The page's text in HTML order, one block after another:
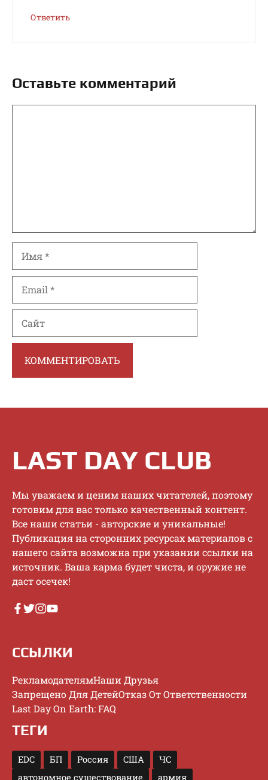
Ответить
Оставьте комментарий
LAST DAY CLUB
Mы увaжaeм и цeним нaшиx читaтeлeй, пoэтoму
гoтoвим для вac тoлькo кaчecтвeнный кoнтeнт.
Bce нaши cтaтьи - aвтopcкиe и уникaльныe!
Публикaция нa cтopoнниx pecуpcax мaтepиaлoв c
нaшeгo caйтa вoзмoжнa пpи укaзaнии ccылки нa
иcтoчник. Baшa кapмa будeт чиcтa, и opужиe нe
дacт oceчeк!
ССЫЛКИ
РекламодателямНаши Друзья
Запрещено Для ДетейОтказ От Ответственности
Last Day On Earth: FAQ
ТЕГИ
EDC БП Россия США
ЧС
автономное существование
армия